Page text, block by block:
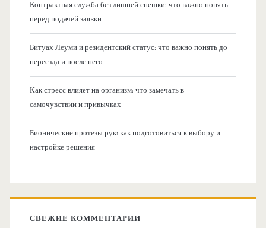
Контрактная служба без лишней спешки: что важно понять
перед подачей заявки
Битуах Леуми и резидентский статус: что важно понять до
переезда и после него
Как стресс влияет на организм: что замечать в
самочувствии и привычках
Бионические протезы рук: как подготовиться к выбору и
настройке решения
СВЕЖИЕ КОММЕНТАРИИ